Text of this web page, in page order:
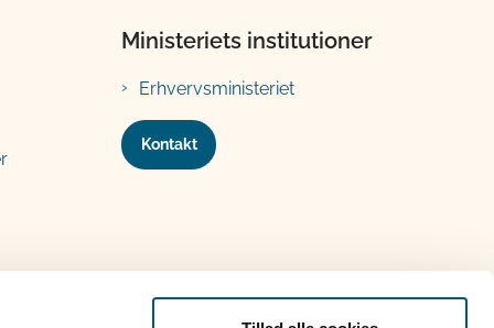
Ministeriets institutioner
Erhvervsministeriet
Kontakt